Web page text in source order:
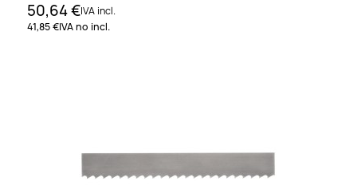
50,64 €IVA incl.
41,85 €IVA no incl.